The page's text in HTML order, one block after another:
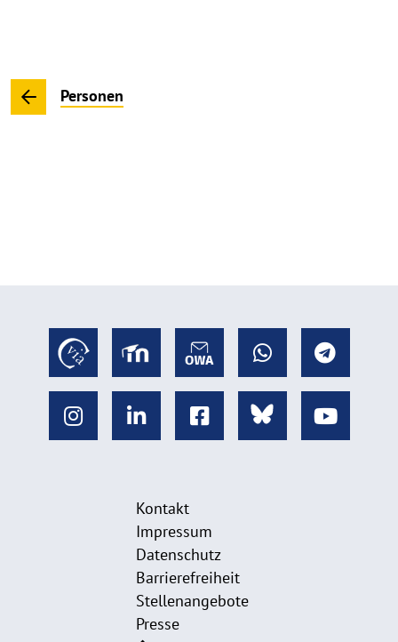
Personen
Kontakt
Impressum
Datenschutz
Barrierefreiheit
Stellenangebote
Presse